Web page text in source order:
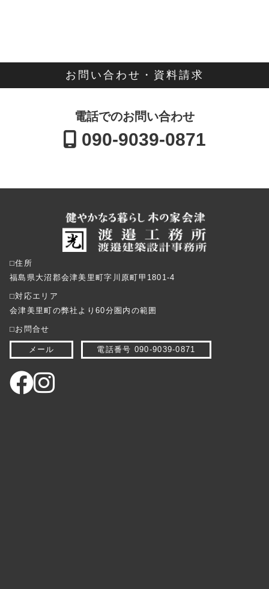
お問い合わせ・資料請求
電話でのお問い合わせ
090-9039-0871
⬜︎住所
福島県大沼郡会津美里町字川原町甲1801-4
⬜︎対応エリア
会津美里町の弊社より60分圏内の範囲
⬜︎お問合せ
メール 電話番号 090-9039-0871